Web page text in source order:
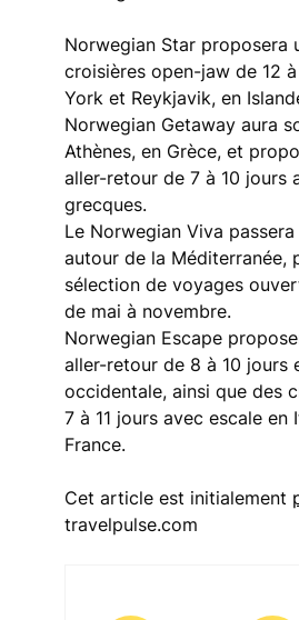
Norwegian Star proposera
croisières open-jaw de 12
York et Reykjavik, en
Norwegian Getaway aura
Athènes, en Grèce, et
aller-retour de 7 à 10 jours
grecques.
Le Norwegian Viva passera
autour de la Méditerranée,
sélection de voyages
de mai à novembre.
Norwegian Escape
aller-retour de 8 à 10 jours
occidentale, ainsi que des
7 à 11 jours avec escale en
France.
Cet article est initialement
travelpulse.com